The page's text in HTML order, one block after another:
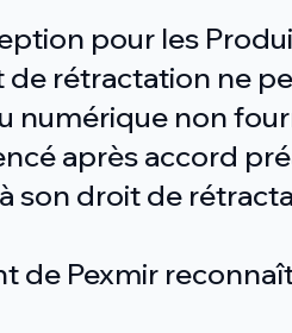
pour les
de rétractation ne
numérique non
après accord
son droit de
de Pexmir